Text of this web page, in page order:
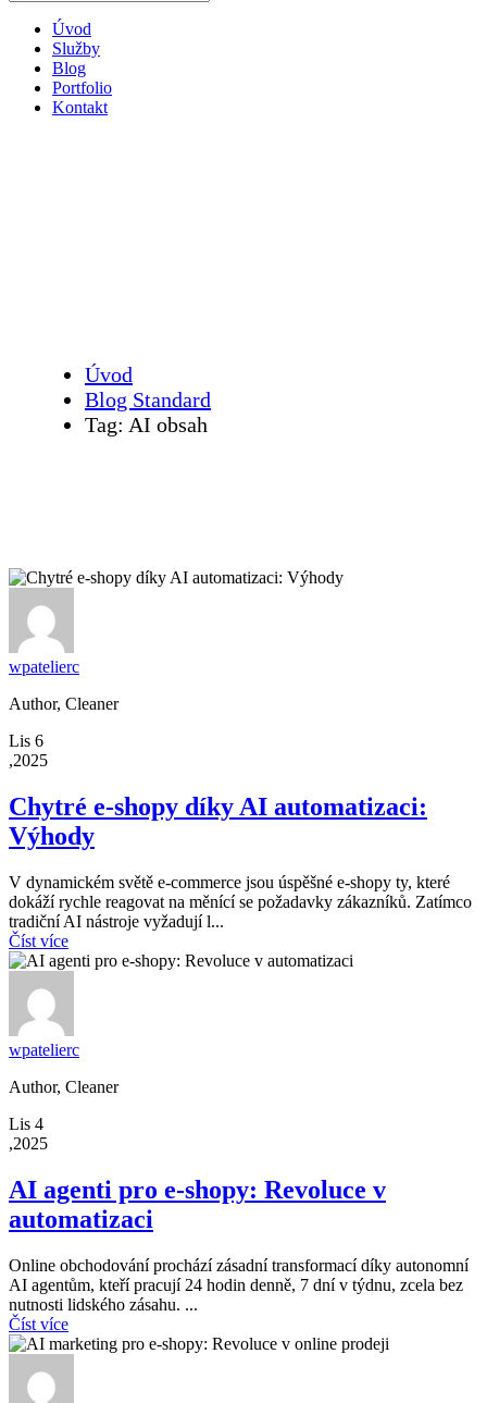
Úvod
Služby
Blog
Portfolio
Kontakt
Úvod
Blog Standard
Tag: AI obsah
wpatelierc
Author, Cleaner
Lis 6
,2025
Chytré e-shopy díky AI automatizaci:
Výhody
V dynamickém světě e-commerce jsou úspěšné e-shopy ty, které
dokáží rychle reagovat na měnící se požadavky zákazníků. Zatímco
tradiční AI nástroje vyžadují l...
Číst více
wpatelierc
Author, Cleaner
Lis 4
,2025
AI agenti pro e-shopy: Revoluce v
automatizaci
Online obchodování prochází zásadní transformací díky autonomní
AI agentům, kteří pracují 24 hodin denně, 7 dní v týdnu, zcela bez
nutnosti lidského zásahu. ...
Číst více